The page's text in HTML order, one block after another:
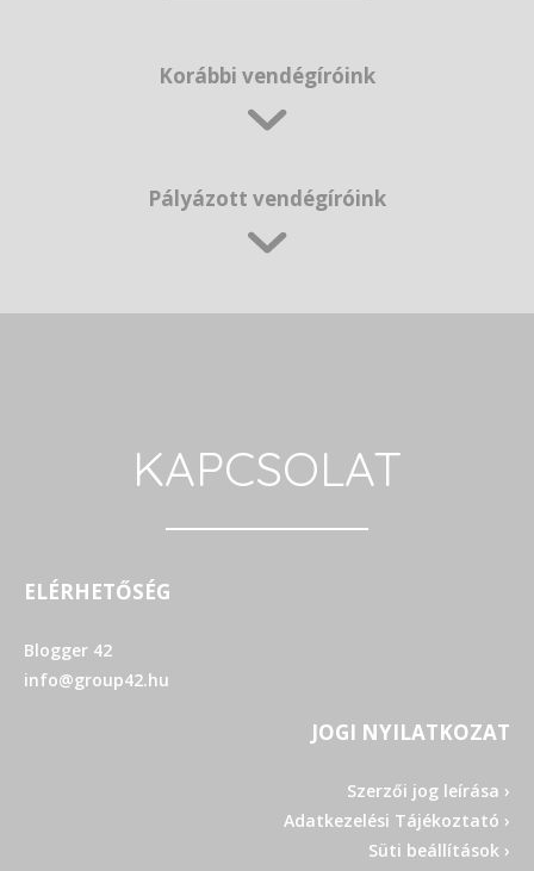
Korábbi vendégíróink
Pályázott vendégíróink
KAPCSOLAT
ELÉRHETŐSÉG
Blogger 42
info@group42.hu
JOGI NYILATKOZAT
Szerzői jog leírása ›
Adatkezelési Tájékoztató ›
Süti beállítások ›